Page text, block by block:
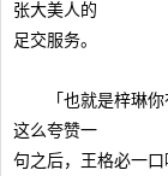
张大美人的
足交服务。
「也就是梓琳你有
这么夸赞一
句之后，王格必一